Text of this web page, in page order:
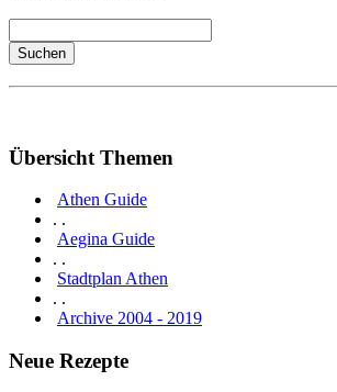
Übersicht Themen
Athen Guide
. .
Aegina Guide
. .
Stadtplan Athen
. .
Archive 2004 - 2019
Neue Rezepte